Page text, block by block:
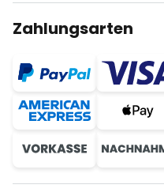
Zahlungsarten